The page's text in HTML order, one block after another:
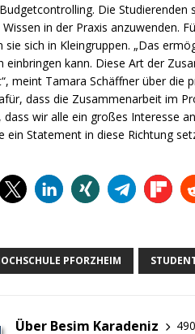
Die Studierenden
in der Praxis anzuwenden.
sie sich in Kleingruppen. „Das
einbringen kann. Diese Art der
meint Tamara Schäffner über die
dass die Zusammenarbeit im
wir alle ein großes Interesse
ein Statement in diese Richtung
PFORZHEIM
Über Besim Karadeniz